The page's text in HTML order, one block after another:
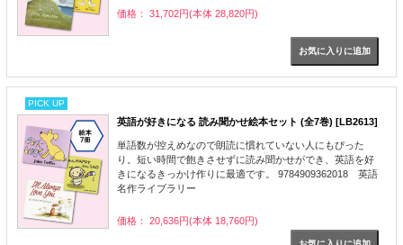
価格： 31,702円(本体 28,820円)
PICK UP
英語が好きになる 読み聞かせ絵本セット (全7巻) [LB2613]
単語数が控えめなので朗読に慣れていない人にもぴった
り。短い時間で飽きさせずに読み聞かせができ、英語を好
きになるきっかけ作りに最適です。 9784909362018 英語
名作ライブラリー
価格： 20,636円(本体 18,760円)